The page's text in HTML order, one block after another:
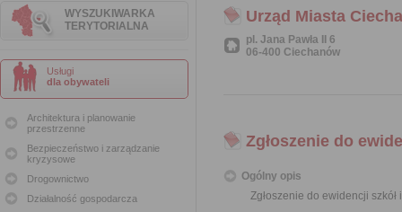
WYSZUKIWARKA
TERYTORIALNA
Usługi
dla obywateli
Architektura i planowanie
przestrzenne
Bezpieczeństwo i zarządzanie
kryzysowe
Drogownictwo
Działalność gospodarcza
Urząd Miasta
pl. Jana Pawła II 6
06-400 Ciechanów
Zgłoszenie do
Ogólny opis
Zgłoszenie do ewidencji